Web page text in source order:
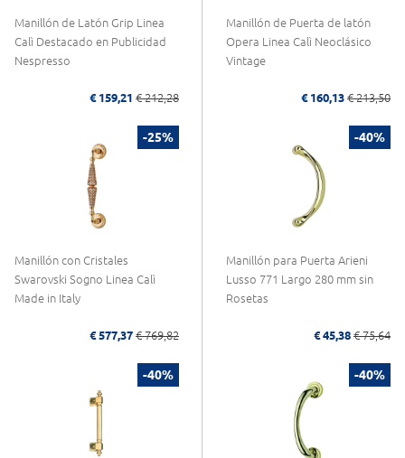
Manillón de Latón Grip Linea
Calì Destacado en Publicidad
Nespresso
€ 159,21 € 212,28
Manillón de Puerta de latón
Opera Linea Calì Neoclásico
Vintage
€ 160,13 € 213,50
-25%
Manillón con Cristales
Swarovski Sogno Linea Calì
Made in Italy
€ 577,37 € 769,82
-40%
Manillón para Puerta Arieni
Lusso 771 Largo 280 mm sin
Rosetas
€ 45,38 € 75,64
-40% -40%